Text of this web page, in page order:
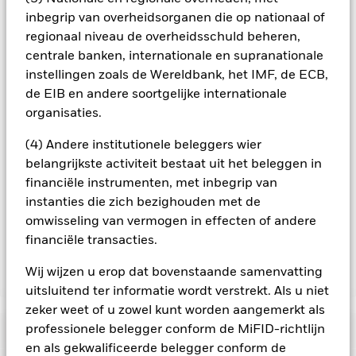
inbegrip van overheidsorganen die op nationaal of
regionaal niveau de overheidsschuld beheren,
centrale banken, internationale en supranationale
instellingen zoals de Wereldbank, het IMF, de ECB,
de EIB en andere soortgelijke internationale
organisaties.
(4) Andere institutionele beleggers wier
belangrijkste activiteit bestaat uit het beleggen in
financiële instrumenten, met inbegrip van
instanties die zich bezighouden met de
omwisseling van vermogen in effecten of andere
financiële transacties.
Wij wijzen u erop dat bovenstaande samenvatting
uitsluitend ter informatie wordt verstrekt. Als u niet
zeker weet of u zowel kunt worden aangemerkt als
professionele belegger conform de MiFID-richtlijn
en als gekwalificeerde belegger conform de
minimaliseren. Via het uitklapvakje direct onder de naam van
het fonds, kunt u een lijst van alle aandelenklassen in het
fonds bekijken – aandelenklassen met valutahedging worden
aangegeven door het woord 'Hedged' in de naam van de
aandelenklasse. Daarnaast is een volledige lijst van alle
verkrijgbaar bij de beheermaatschappij van het fonds.
te reduceren, ontvangt het Fonds 62,5% van de hiermee
verbonden inkomsten en komen de resterende 37,5% ten
goede aan BlackRock als effectenuitleenagent. Aangezien de
exploitatiekosten van het Fonds niet verhoogt, is deze niet in
de lopende kosten opgenomen.
Toon minder
BGF Global Bond Income Fund
Risicometer